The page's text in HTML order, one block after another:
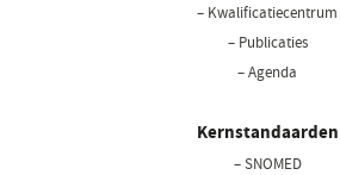
– Kwalificatiecentrum
– Publicaties
– Agenda
Kernstandaarden
– SNOMED